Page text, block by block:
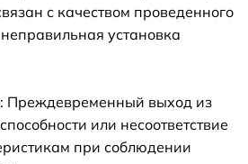
с качеством проведенного
установка
Преждевременный выход из
или несоответствие
при соблюдении